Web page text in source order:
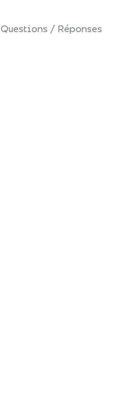
Questions / Réponses